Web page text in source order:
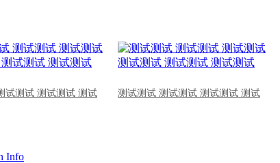
试测试 测试测试 测试
测试测试 测试测试 测试测试 测试
Info